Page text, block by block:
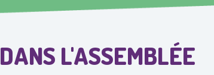
DANS L'ASSEMBLÉE